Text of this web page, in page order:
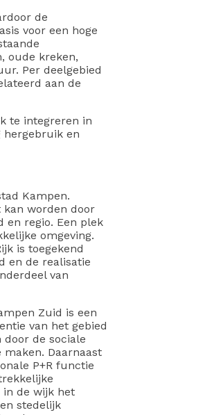
de
voor een hoge
oude kreken,
Per deelgebied
aan de
te integreren in
hergebruik en
Kampen.
worden door
en regio. Een plek
omgeving.
is toegekend
en de realisatie
van
Zuid is een
van het gebied
de sociale
Daarnaast
P+R functie
in de wijk het
stedelijk